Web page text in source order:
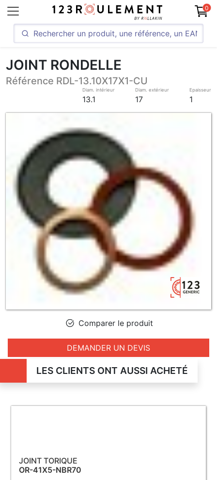
0
JOINT RONDELLE
Référence RDL-13.10X17X1-CU
Diam. intérieur
13.1
Diam. extérieur
17
Epaisseur
1
Comparer le produit
DEMANDER UN DEVIS
LES CLIENTS ONT AUSSI ACHETÉ
JOINT TORIQUE
OR-41X5-NBR70